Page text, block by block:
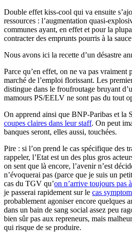
Double effet kiss-cool qui va ensuite
ressources : l’augmentation quasi-
communes ayant, en effet et pour la
contracter des emprunts pourris à la
Nous avons ici la recette d’un désastre
Parce qu’en effet, on ne va pas vraiment
marché de l’emploi florissant. Les
distingue dans le froufroutage bruyant
mamours PS/EELV ne sont pas du tout
On apprend ainsi que BNP-Paribas et la
coupes claires dans leur staff. On peut
banques seront, elles aussi, touchées.
Pire : si l’on prend le cas spécifique des
rappeler, l’Etat est un des plus gros
on sent que là encore, l’avenir n’est
n’évoquerai pas (parce que je suis un
cas du TGV qu’on n’arrive toujours pas
je passerai rapidement sur le cas
probablement agoniser encore quelques
dans un bain de sang social assez peu
bien sûr pas aux repreneurs, mais
qui risque de se produire.